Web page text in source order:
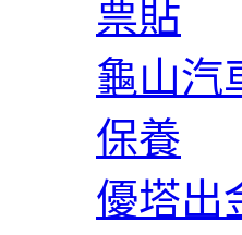
票貼
龜山汽
保養
優塔出